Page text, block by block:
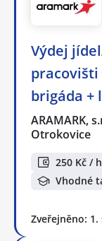
Výdej
pracovišti
brigáda +
ARAMARK,
Otrokovice
250 Kč /
Vhodné
Zveřejněno: 1.